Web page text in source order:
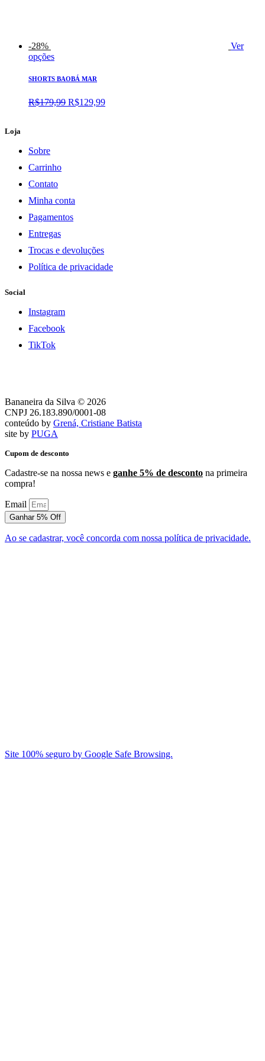
-28%
Ver
opções
SHORTS BAOBÁ MAR
R$179,99 O
R$129,99O
Loja
Sobre
Carrinho
Contato
Minha conta
Pagamentos
Entregas
Trocas e devoluções
Política de privacidade
Social
Instagram
Facebook
TikTok
Bananeira da Silva © 2026
CNPJ 26.183.890/0001-08
conteúdo by Grená, Cristiane Batista
site by PUGA
Cupom de desconto
Cadastre-se na nossa news e ganhe 5% de desconto na primeira
compra!
Email
Ganhar 5% Off
Ao se cadastrar, você concorda com nossa política de privacidade.
Site 100% seguro by Google Safe Browsing.